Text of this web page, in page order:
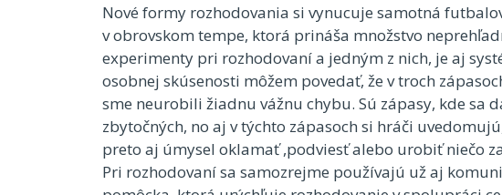
Nové formy rozhodovania si vynucuje samotná
v obrovskom tempe, ktorá prináša množstvo
experimenty pri rozhodovaní a jedným z nich, je aj
osobnej skúsenosti môžem povedať, že v troch
sme neurobili žiadnu vážnu chybu. Sú zápasy, kde sa
zbytočných, no aj v týchto zápasoch si hráči
preto aj úmysel oklamať ,podviesť alebo urobiť niečo
Pri rozhodovaní sa samozrejme používajú už aj